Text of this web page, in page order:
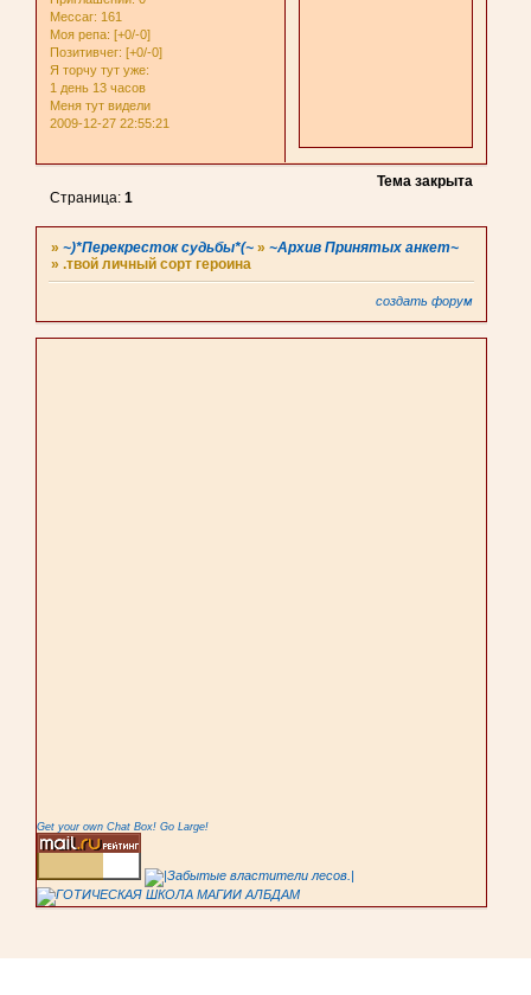
Мессаг: 161
Моя репа: [+0/-0]
Позитивчег: [+0/-0]
Я торчу тут уже:
1 день 13 часов
Меня тут видели
2009-12-27 22:55:21
Тема закрыта
Страница:1
»~)*Перекресток судьбы*(~ »~Архив Принятых анкет~
».твой личный сорт героина
создать форум
Get your own Chat Box! Go Large!